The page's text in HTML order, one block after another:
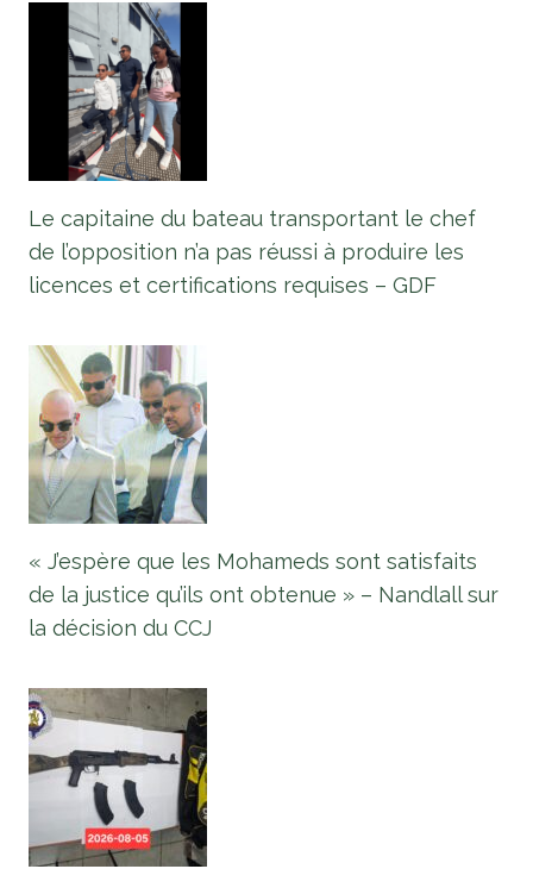
Le capitaine du bateau transportant le chef
de l’opposition n’a pas réussi à produire les
licences et certifications requises – GDF
« J’espère que les Mohameds sont satisfaits
de la justice qu’ils ont obtenue » – Nandlall sur
la décision du CCJ